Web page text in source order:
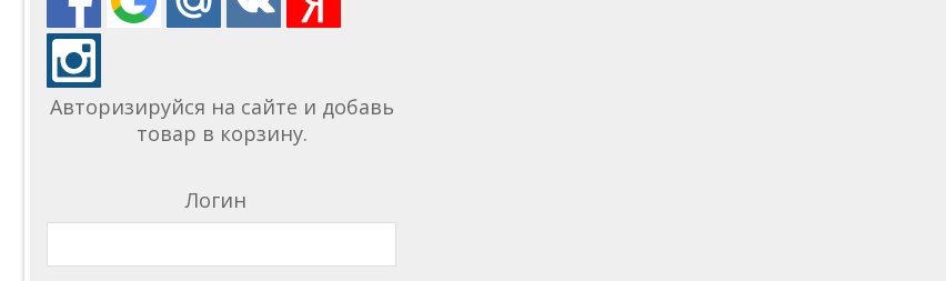
Авторизируйся на сайте и добавь
товар в корзину.
Логин